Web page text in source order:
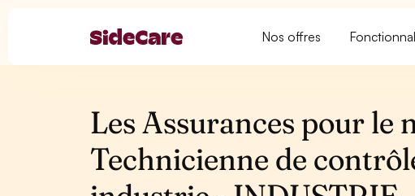
Nos offres
Les Assurances pour le
Technicienne de